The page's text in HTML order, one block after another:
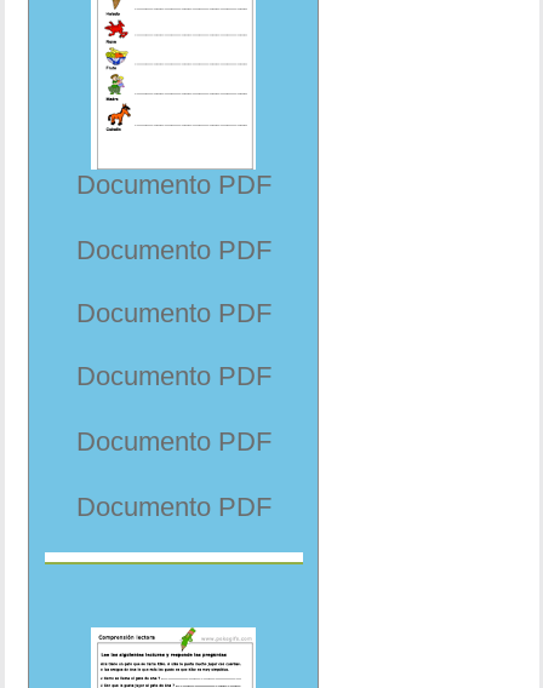
Documento PDF
Documento PDF
Documento PDF
Documento PDF
Documento PDF
Documento PDF